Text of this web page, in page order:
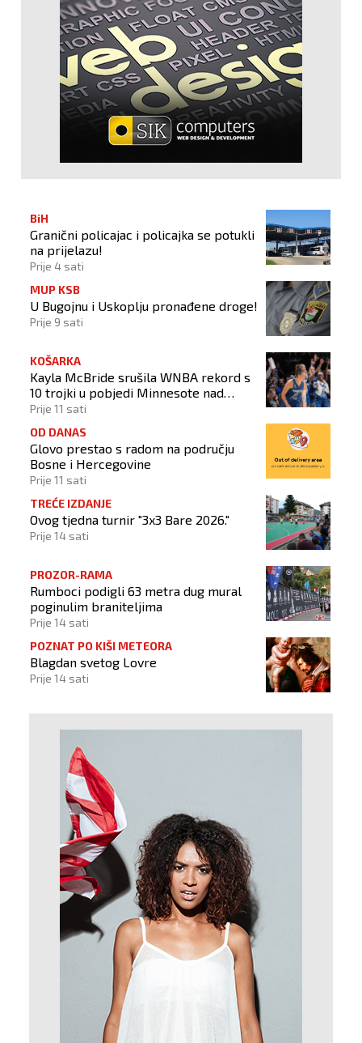
BiH
Granični policajac i policajka se potukli
na prijelazu!
Prije 4 sati
MUP KSB
U Bugojnu i Uskoplju pronađene droge!
Prije 9 sati
KOŠARKA
Kayla McBride srušila WNBA rekord s
10 trojki u pobjedi Minnesote nad
Dallasom
Prije 11 sati
OD DANAS
Glovo prestao s radom na području
Bosne i Hercegovine
Prije 11 sati
TREĆE IZDANJE
Ovog tjedna turnir "3x3 Bare 2026."
Prije 14 sati
PROZOR-RAMA
Rumboci podigli 63 metra dug mural
poginulim braniteljima
Prije 14 sati
POZNAT PO KIŠI METEORA
Blagdan svetog Lovre
Prije 14 sati